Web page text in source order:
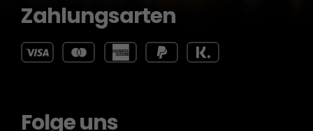
Zahlungsarten
Folge uns